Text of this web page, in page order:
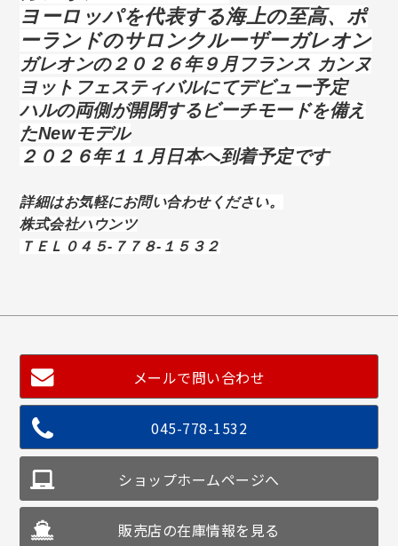
ヨーロッパを代表する海上の至高、ポ
ーランドのサロンクルーザーガレオン
ガレオンの２０２６年９月フランス カンヌ
ヨットフェスティバルにてデビュー予定
ハルの両側が開閉するビーチモードを備え
たNewモデル
２０２６年１１月日本へ到着予定です
詳細はお気軽にお問い合わせください。
株式会社ハウンツ
ＴＥＬ０４５-７７８-１５３２
メールで問い合わせ
045-778-1532
ショップホームページへ
販売店の在庫情報を見る